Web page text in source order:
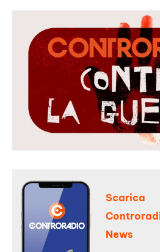
Scarica
News